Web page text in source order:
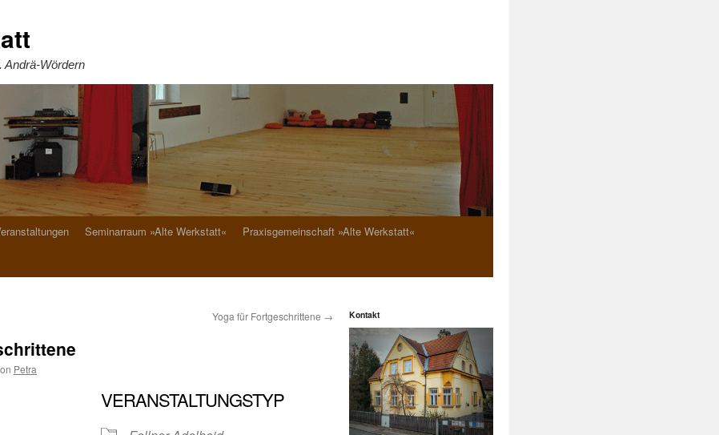
Andrä-Wördern
Seminarraum »Alte Werkstatt«
Praxisgemeinschaft »Alte Werkstatt«
Yoga für Fortgeschrittene →
Petra
VERANSTALTUNGSTYP
Kontakt